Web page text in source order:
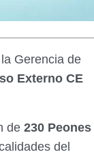
Gerencia de
Externo CE
de 230 Peones
del